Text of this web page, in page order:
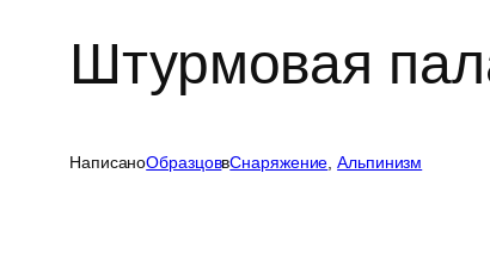
Штурмовая
НаписаноОбразцоввCнаряжение, Альпинизм